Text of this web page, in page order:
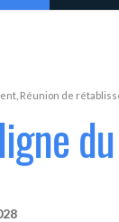
Réunion de